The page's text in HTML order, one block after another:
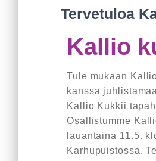
Tervetuloa
Kallio
Tule mukaan
kanssa
Kallio Kukkii
Osallistumme
lauantaina 11.5.
Karhupuistossa.